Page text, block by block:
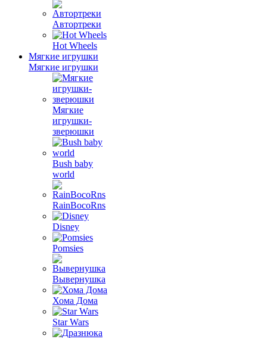
Автортреки
Hot Wheels
Мягкие игрушки
Мягкие игрушки
Мягкие
игрушки-
зверюшки
Bush baby
world
RainBocoRns
Disney
Pomsies
Вывернушка
Хома Дома
Star Wars